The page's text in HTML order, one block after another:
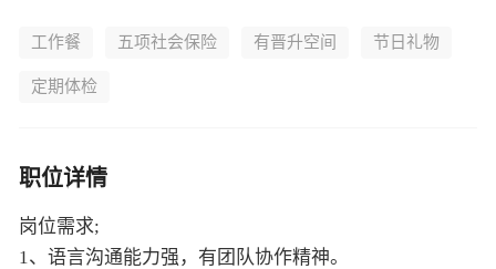
工作餐 五项社会保险 有晋升空间 节日礼物
定期体检
职位详情
岗位需求;
1、语言沟通能力强，有团队协作精神。